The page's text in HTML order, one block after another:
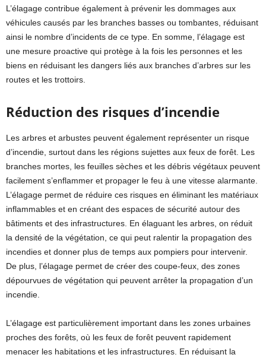
L’élagage contribue également à prévenir les dommages aux
véhicules causés par les branches basses ou tombantes, réduisant
ainsi le nombre d’incidents de ce type. En somme, l’élagage est
une mesure proactive qui protège à la fois les personnes et les
biens en réduisant les dangers liés aux branches d’arbres sur les
routes et les trottoirs.
Réduction des risques d’incendie
Les arbres et arbustes peuvent également représenter un risque
d’incendie, surtout dans les régions sujettes aux feux de forêt. Les
branches mortes, les feuilles sèches et les débris végétaux peuvent
facilement s’enflammer et propager le feu à une vitesse alarmante.
L’élagage permet de réduire ces risques en éliminant les matériaux
inflammables et en créant des espaces de sécurité autour des
bâtiments et des infrastructures. En élaguant les arbres, on réduit
la densité de la végétation, ce qui peut ralentir la propagation des
incendies et donner plus de temps aux pompiers pour intervenir.
De plus, l’élagage permet de créer des coupe-feux, des zones
dépourvues de végétation qui peuvent arrêter la propagation d’un
incendie.
L’élagage est particulièrement important dans les zones urbaines
proches des forêts, où les feux de forêt peuvent rapidement
menacer les habitations et les infrastructures. En réduisant la